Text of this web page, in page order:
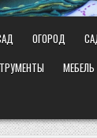
ОГОРОД
МЕБЕЛЬ